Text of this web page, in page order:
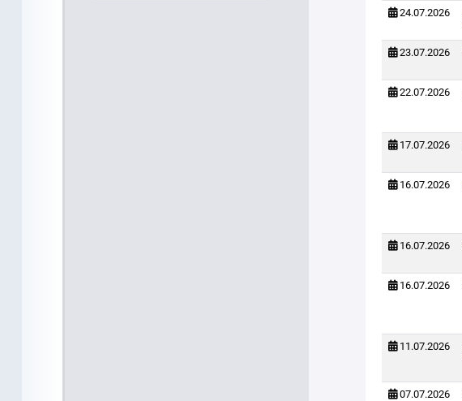
24.07.2026
23.07.2026
22.07.2026
17.07.2026
16.07.2026
16.07.2026
16.07.2026
11.07.2026
07.07.2026